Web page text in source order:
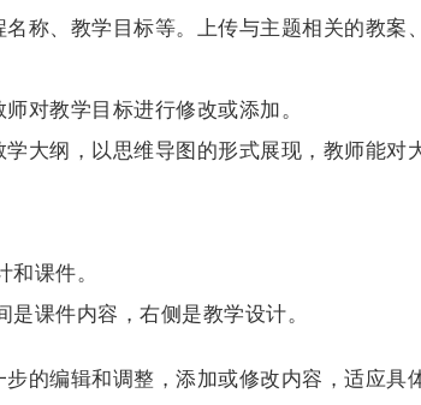
称、教学目标等。上传与主题相关的教案
对教学目标进行修改或添加。
大纲，以思维导图的形式展现，教师能对
课件。
课件内容，右侧是教学设计。
的编辑和调整，添加或修改内容，适应具